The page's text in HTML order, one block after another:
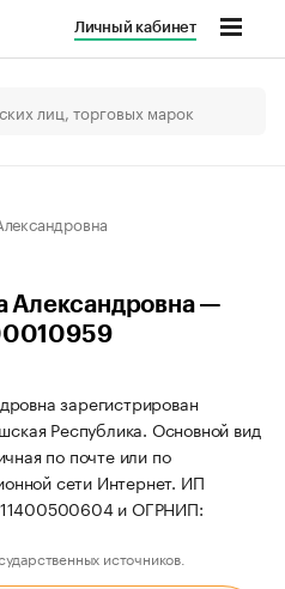
Личный кабинет
Александровна —
зарегистрирован
Республика. Основной вид
по почте или по
сети Интернет. ИП
и ОГРНИП:
источников.